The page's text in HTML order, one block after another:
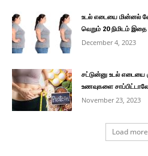
உடல் எடையை மின்னல்
வெறும் 20 நிமிடம்
December 4, 2023
சட்டுன்னு உடல் எடையை
உணவுகளை
November 23, 2023
Load more